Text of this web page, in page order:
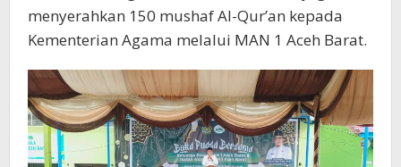
menyerahkan 150 mushaf Al-Qur’an kepada
Kementerian Agama melalui MAN 1 Aceh Barat.